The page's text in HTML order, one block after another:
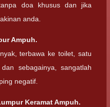
doa khusus dan jika
anda.
Ampuh.
terbawa ke toilet, satu
sebagainya, sangatlah
negatif.
Keramat Ampuh.